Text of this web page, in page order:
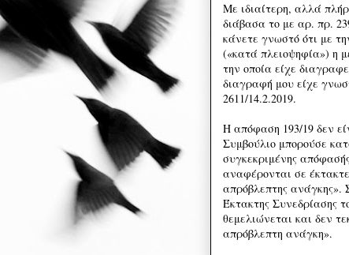
Με ιδιαίτερη, αλλά
διάβασα το με αρ. πρ.
κάνετε γνωστό ότι με
(«κατά πλειοψηφία») η
την οποία είχε
διαγραφή μου είχε
2611/14.2.2019.
Η απόφαση 193/19 δεν
Συμβούλιο μπορούσε
συγκεκριμένης
αναφέρονται σε
απρόβλεπτης ανάγκης».
Έκτακτης Συνεδρίασης
θεμελιώνεται και δεν
απρόβλεπτη ανάγκη».